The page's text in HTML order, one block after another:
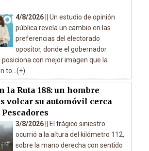
4/8/2026 || Un estudio de opinión
pública revela un cambio en las
preferencias del electorado
opositor, donde el gobernador
posiciona con mejor imagen que la
to...(+)
la Ruta 188: un hombre
volcar su automóvil cerca
3/8/2026 ||
El trágico siniestro
ocurrió a la altura del kilómetro 112,
sobre la mano derecha con sentido